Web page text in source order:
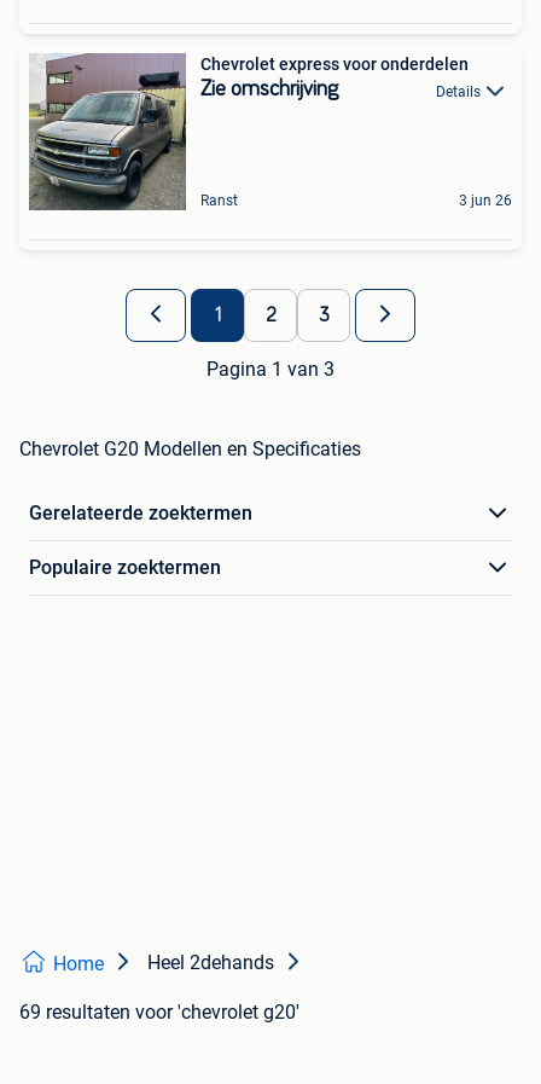
Chevrolet express voor onderdelen
Zie omschrijving Details
Ranst 3 jun 26
1 2 3
Pagina 1 van 3
Chevrolet G20 Modellen en Specificaties
Gerelateerde zoektermen
Populaire zoektermen
Home Heel 2dehands
69 resultaten voor 'chevrolet g20'